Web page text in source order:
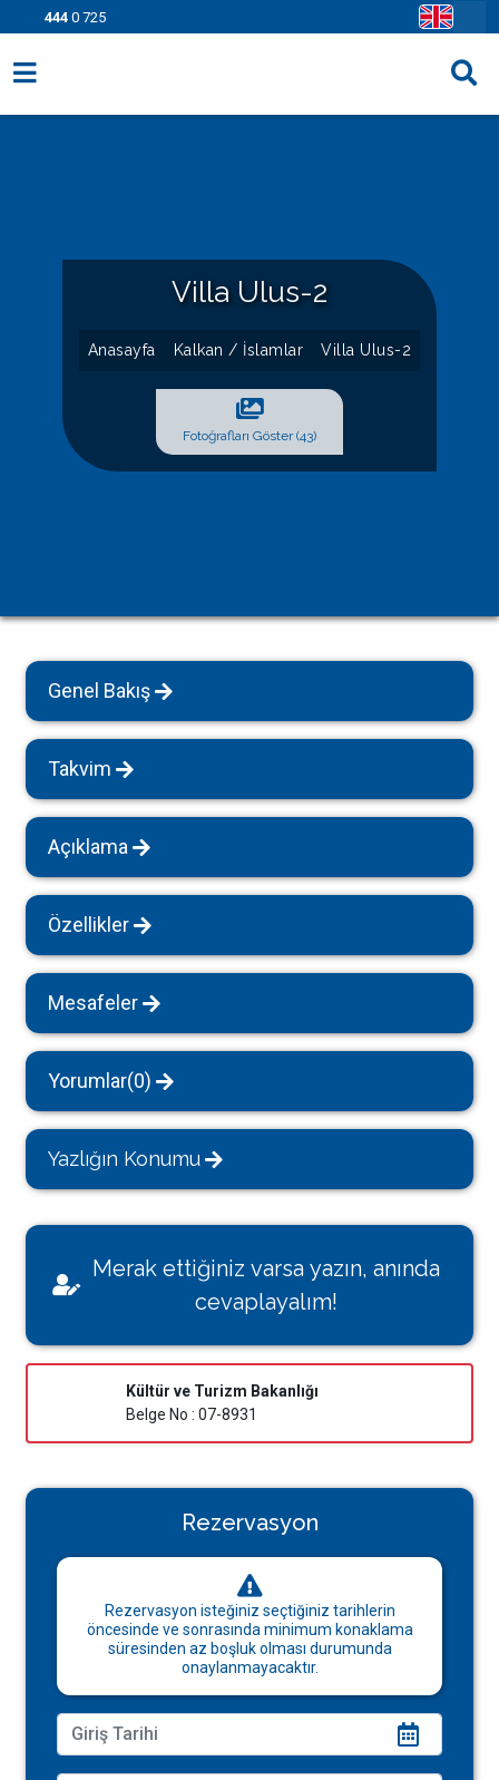
444 0 725
Villa Ulus-2
Anasayfa Kalkan / İslamlar Villa Ulus-2
Fotoğrafları Göster (43)
Genel Bakış
Takvim
Açıklama
Özellikler
Mesafeler
Yorumlar(0)
Yazlığın Konumu
Merak ettiğiniz varsa yazın, anında
cevaplayalım!
Kültür ve Turizm Bakanlığı
Belge No : 07-8931
Rezervasyon
Rezervasyon isteğiniz seçtiğiniz tarihlerin
öncesinde ve sonrasında minimum konaklama
süresinden az boşluk olması durumunda
onaylanmayacaktır.